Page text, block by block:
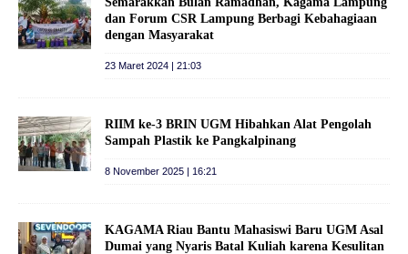
dan Forum CSR Lampung Berbagi Kebahagiaan
dengan Masyarakat
23 Maret 2024 | 21:03
RIIM ke-3 BRIN UGM Hibahkan Alat Pengolah
Sampah Plastik ke Pangkalpinang
8 November 2025 | 16:21
KAGAMA Riau Bantu Mahasiswi Baru UGM Asal
Dumai yang Nyaris Batal Kuliah karena Kesulitan